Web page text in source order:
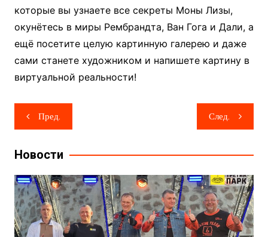
которые вы узнаете все секреты Моны Лизы,
окунётесь в миры Рембрандта, Ван Гога и Дали, а
ещё посетите целую картинную галерею и даже
сами станете художником и напишете картину в
виртуальной реальности!
Навигация
по
записям
Пред. След.
Новости